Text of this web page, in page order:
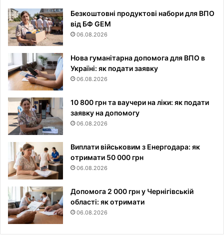
Безкоштовні продуктові набори для ВПО
від БФ GEM
06.08.2026
Нова гуманітарна допомога для ВПО в
Україні: як подати заявку
06.08.2026
10 800 грн та ваучери на ліки: як подати
заявку на допомогу
06.08.2026
Виплати військовим з Енергодара: як
отримати 50 000 грн
06.08.2026
Допомога 2 000 грн у Чернігівській
області: як отримати
06.08.2026